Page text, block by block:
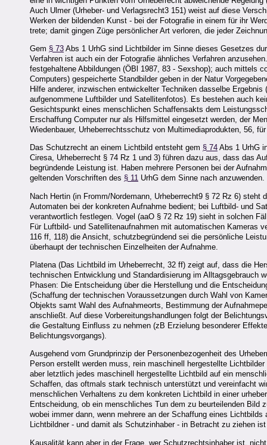
Auch Ulmer (Urheber- und Verlagsrecht3 151) weist auf diese
Werken der bildenden Kunst - bei der Fotografie in einem für ihr
trete; damit gingen Züge persönlicher Art verloren, die jeder
Gem § 73 Abs 1 UrhG sind Lichtbilder im Sinne dieses Gesetzes
Verfahren ist auch ein der Fotografie ähnliches Verfahren
festgehaltene Abbildungen (ÖBl 1987, 83 - Sexshop); auch mittels
Computers) gespeicherte Standbilder geben in der Natur
Hilfe anderer, inzwischen entwickelter Techniken dasselbe
aufgenommene Luftbilder und Satellitenfotos). Es bestehen auch
Gesichtspunkt eines menschlichen Schaffensakts dem
Erschaffung Computer nur als Hilfsmittel eingesetzt werden, der
Wiedenbauer, Urheberrechtsschutz von Multimediaprodukten, 56,
Das Schutzrecht an einem Lichtbild entsteht gem § 74 Abs 1 UrhG
Ciresa, Urheberrecht § 74 Rz 1 und 3) führen dazu aus, dass das
begründende Leistung ist. Haben mehrere Personen bei der
geltenden Vorschriften des § 11 UrhG dem Sinne nach anzuwenden.
Nach Hertin (in Fromm/Nordemann, Urheberrecht9 § 72 Rz 6)
Automaten bei der konkreten Aufnahme bedient; bei Luftbild- und
verantwortlich festlegen. Vogel (aaO § 72 Rz 19) sieht in solchen
Für Luftbild- und Satellitenaufnahmen mit automatischen Kameras
116 ff, 118) die Ansicht, schutzbegründend sei die persönliche
überhaupt der technischen Einzelheiten der Aufnahme.
Platena (Das Lichtbild im Urheberrecht, 32 ff) zeigt auf, dass die
technischen Entwicklung und Standardisierung im
Phasen: Die Entscheidung über die Herstellung und die
(Schaffung der technischen Voraussetzungen durch Wahl von
Objekts samt Wahl des Aufnahmeorts, Bestimmung der
anschließt. Auf diese Vorbereitungshandlungen folgt der
die Gestaltung Einfluss zu nehmen (zB Erzielung besonderer
Belichtungsvorgangs).
Ausgehend vom Grundprinzip der Personenbezogenheit des
Person erstellt werden muss, rein maschinell hergestellte
aber letztlich jedes maschinell hergestellte Lichtbild auf ein
Schaffen, das oftmals stark technisch unterstützt und vereinfacht
menschlichen Verhaltens zu dem konkreten Lichtbild in einer
Entscheidung, ob ein menschliches Tun dem zu beurteilenden Bild
wobei immer dann, wenn mehrere an der Schaffung eines
Lichtbildner - und damit als Schutzinhaber - in Betracht zu ziehen
Kausalität kann aber in der Frage, wer Schutzrechtsinhaber ist,